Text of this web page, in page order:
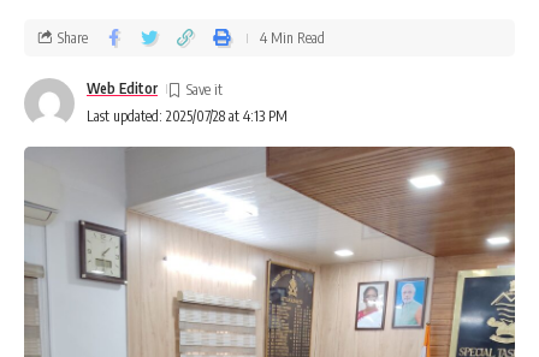
Last updated: 2025/07/28 at 4:13 PM
Web Editor
Share 4 Min Read